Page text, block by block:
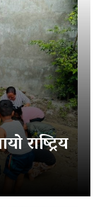
राष्ट्रिय